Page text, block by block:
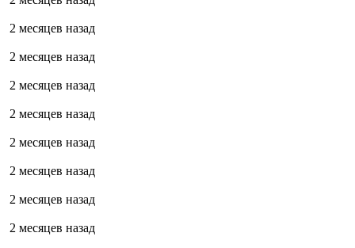
2 месяцев назад
2 месяцев назад
2 месяцев назад
2 месяцев назад
2 месяцев назад
2 месяцев назад
2 месяцев назад
2 месяцев назад